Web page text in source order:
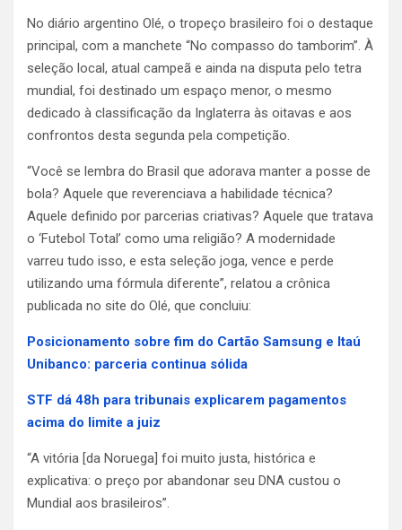
No diário argentino Olé, o tropeço brasileiro foi o destaque
principal, com a manchete “No compasso do tamborim”. À
seleção local, atual campeã e ainda na disputa pelo tetra
mundial, foi destinado um espaço menor, o mesmo
dedicado à classificação da Inglaterra às oitavas e aos
confrontos desta segunda pela competição.
“Você se lembra do Brasil que adorava manter a posse de
bola? Aquele que reverenciava a habilidade técnica?
Aquele definido por parcerias criativas? Aquele que tratava
o ‘Futebol Total’ como uma religião? A modernidade
varreu tudo isso, e esta seleção joga, vence e perde
utilizando uma fórmula diferente”, relatou a crônica
publicada no site do Olé, que concluiu:
Posicionamento sobre fim do Cartão Samsung e Itaú
Unibanco: parceria continua sólida
STF dá 48h para tribunais explicarem pagamentos
acima do limite a juiz
“A vitória [da Noruega] foi muito justa, histórica e
explicativa: o preço por abandonar seu DNA custou o
Mundial aos brasileiros”.